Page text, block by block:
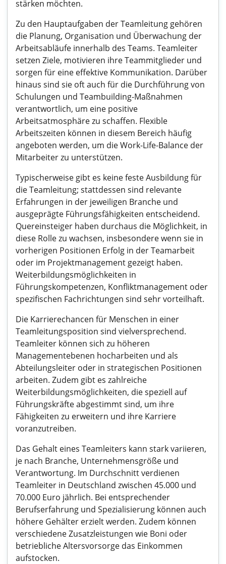
stärken möchten.
Zu den Hauptaufgaben der Teamleitung gehören
die Planung, Organisation und Überwachung der
Arbeitsabläufe innerhalb des Teams. Teamleiter
setzen Ziele, motivieren ihre Teammitglieder und
sorgen für eine effektive Kommunikation. Darüber
hinaus sind sie oft auch für die Durchführung von
Schulungen und Teambuilding-Maßnahmen
verantwortlich, um eine positive
Arbeitsatmosphäre zu schaffen. Flexible
Arbeitszeiten können in diesem Bereich häufig
angeboten werden, um die Work-Life-Balance der
Mitarbeiter zu unterstützen.
Typischerweise gibt es keine feste Ausbildung für
die Teamleitung; stattdessen sind relevante
Erfahrungen in der jeweiligen Branche und
ausgeprägte Führungsfähigkeiten entscheidend.
Quereinsteiger haben durchaus die Möglichkeit, in
diese Rolle zu wachsen, insbesondere wenn sie in
vorherigen Positionen Erfolg in der Teamarbeit
oder im Projektmanagement gezeigt haben.
Weiterbildungsmöglichkeiten in
Führungskompetenzen, Konfliktmanagement oder
spezifischen Fachrichtungen sind sehr vorteilhaft.
Die Karrierechancen für Menschen in einer
Teamleitungsposition sind vielversprechend.
Teamleiter können sich zu höheren
Managementebenen hocharbeiten und als
Abteilungsleiter oder in strategischen Positionen
arbeiten. Zudem gibt es zahlreiche
Weiterbildungsmöglichkeiten, die speziell auf
Führungskräfte abgestimmt sind, um ihre
Fähigkeiten zu erweitern und ihre Karriere
voranzutreiben.
Das Gehalt eines Teamleiters kann stark variieren,
je nach Branche, Unternehmensgröße und
Verantwortung. Im Durchschnitt verdienen
Teamleiter in Deutschland zwischen 45.000 und
70.000 Euro jährlich. Bei entsprechender
Berufserfahrung und Spezialisierung können auch
höhere Gehälter erzielt werden. Zudem können
verschiedene Zusatzleistungen wie Boni oder
betriebliche Altersvorsorge das Einkommen
aufstocken.